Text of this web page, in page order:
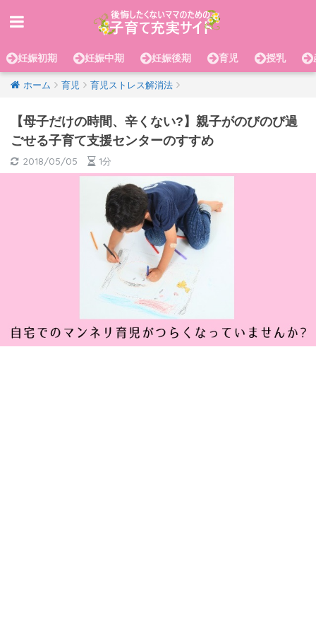
妊娠初期 妊娠中期 妊娠後期 育児 授乳
ホーム 育児 育児ストレス解消法
【母子だけの時間、辛くない?】親子がのびのび過
ごせる子育て支援センターのすすめ
2018/05/05 1分